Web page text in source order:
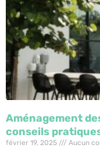
Aménagement
conseils
février 19, 2025 Aucun